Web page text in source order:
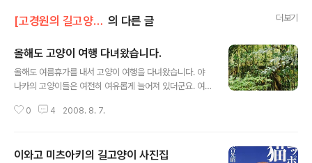
[고경원의 길고양이 통신]/[고양이 여행] 일본 의 다른 글 더보기
올해도 고양이 여행 다녀왔습니다.
올해도 여름휴가를 내서 고양이 여행을 다녀왔습니다. 야
나카의 고양이들은 여전히 여유롭게 늘어져 있더군요. 여
데, 흑), 돌아오는 길에 비행기가 연착되어 공항버스가 끊기
밀라가 저를 보고 막 달려나오는 바람에 감동했답니다. 돌
0 4 2008. 8. 7.
이와고 미츠아키의 길고양이 사진집